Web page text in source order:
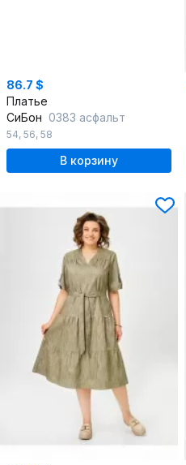
86.7 $
Платье
СиБон 0383 асфальт
54, 56, 58
В корзину